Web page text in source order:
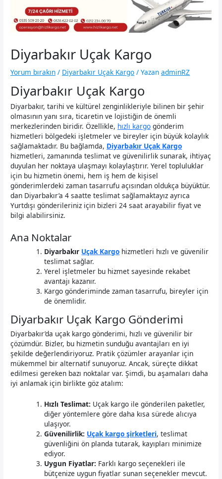
Diyarbakır Uçak Kargo
Yorum bırakın / Diyarbakır Uçak Kargo / Yazan adminRZ
Diyarbakır Uçak Kargo
Diyarbakır, tarihi ve kültürel zenginlikleriyle bilinen bir şehir
olmasının yanı sıra, ticaretin ve lojistiğin de önemli
merkezlerinden biridir. Özellikle, hızlı kargo gönderim
hizmetleri bölgedeki işletmeler ve bireyler için büyük kolaylık
sağlamaktadır. Bu bağlamda, Diyarbakır Uçak Kargo
hizmetleri, zamanında teslimat ve güvenilirlik sunarak, ihtiyaç
duyulan her noktaya ulaşmayı kolaylaştırır. Yerel topluluklar
için bu hizmetin önemi, hem iş hem de kişisel
gönderimlerdeki zaman tasarrufu açısından oldukça büyüktür.
dan Diyarbakır’a 4 saatte teslimat sağlamaktayız ayrıca
Yurtdışı gönderileriniz için bizleri 24 saat arayabilir fiyat ve
bilgi alabilirsiniz.
Ana Noktalar
Diyarbakır Uçak Kargo hizmetleri hızlı ve güvenilir
teslimat sağlar.
Yerel işletmeler bu hizmet sayesinde rekabet
avantajı kazanır.
Kargo gönderiminde zaman tasarrufu, bireyler için
de önemlidir.
Diyarbakır Uçak Kargo Gönderimi
Diyarbakır’da uçak kargo gönderimi, hızlı ve güvenilir bir
çözümdür. Bizler, bu hizmetin sunduğu avantajları en iyi
şekilde değerlendiriyoruz. Pratik çözümler arayanlar için
mükemmel bir alternatif sunuyoruz. Ancak, süreçte dikkat
edilmesi gereken bazı noktalar var. Şimdi, bu aşamaları daha
iyi anlamak için birlikte göz atalım:
Hızlı Teslimat: Uçak kargo ile gönderilen paketler,
diğer yöntemlere göre daha kısa sürede alıcıya
ulaşıyor.
Güvenilirlik: Uçak kargo şirketleri, teslimat
güvenliğini ön planda tutarak, kayıpları minimize
ediyor.
Uygun Fiyatlar: Farklı kargo seçenekleri ile
bütçenize uygun fiyatlar sunan seçenekler mevcut.